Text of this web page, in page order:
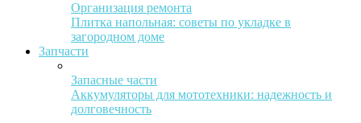
Организация ремонта
Плитка напольная: советы по укладке в
загородном доме
Запчасти
Запасные части
Аккумуляторы для мототехники: надежность и
долговечность